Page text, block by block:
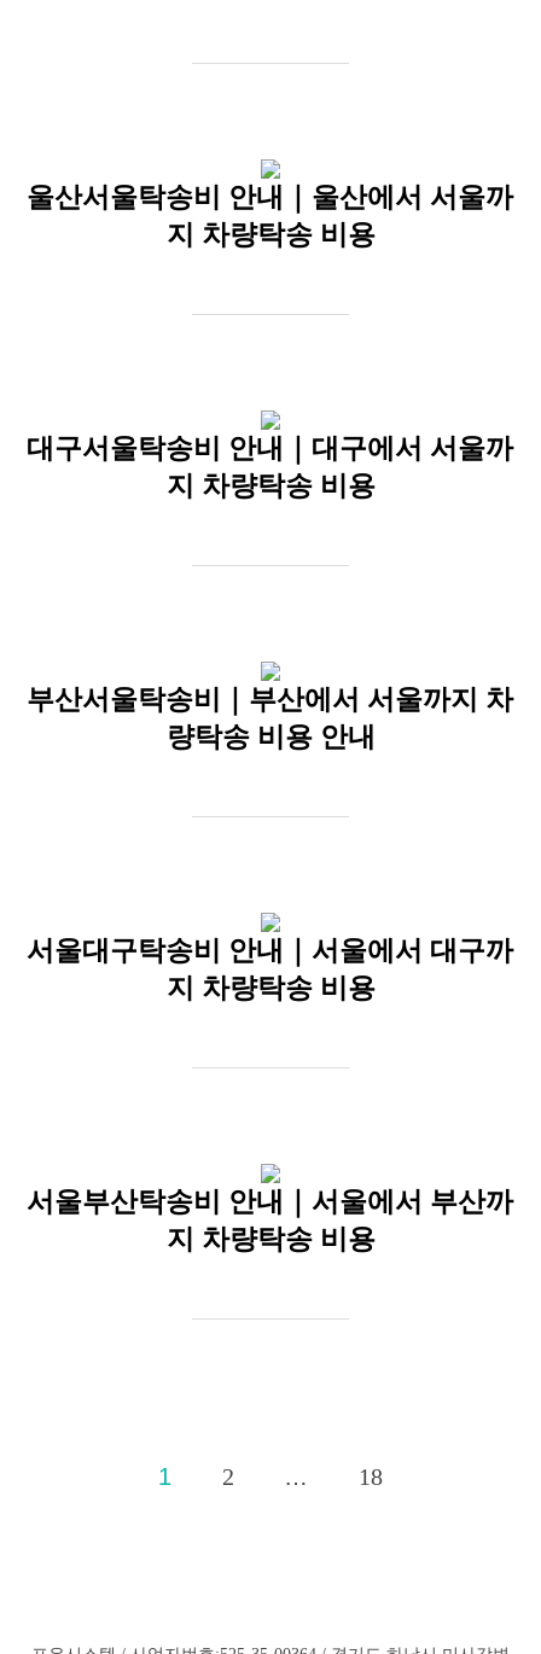
울산서울탁송비 안내｜울산에서 서울까
지 차량탁송 비용
대구서울탁송비 안내｜대구에서 서울까
지 차량탁송 비용
부산서울탁송비｜부산에서 서울까지 차
량탁송 비용 안내
서울대구탁송비 안내｜서울에서 대구까
지 차량탁송 비용
서울부산탁송비 안내｜서울에서 부산까
지 차량탁송 비용
1 2 … 18